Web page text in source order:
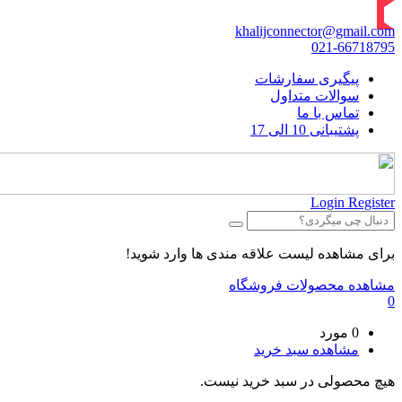
khalijconnector@gmail.com
021-66718795
پیگیری سفارشات
سوالات متداول
تماس با ما
پشتیبانی 10 الی 17
Login Register
برای مشاهده لیست علاقه مندی ها وارد شوید!
مشاهده محصولات فروشگاه
0
0 مورد
مشاهده سبد خرید
هیچ محصولی در سبد خرید نیست.